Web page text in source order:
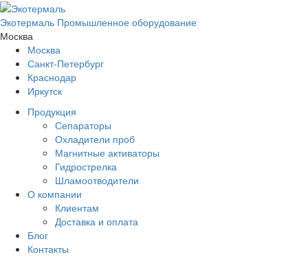
Экотермаль Промышленное оборудование
Москва
Москва
Санкт-Петербург
Краснодар
Иркутск
Продукция
Сепараторы
Охладители проб
Магнитные активаторы
Гидрострелка
Шламоотводители
О компании
Клиентам
Доставка и оплата
Блог
Контакты